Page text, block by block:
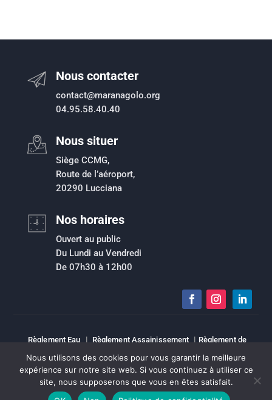
Nous contacter
contact@maranagolo.org
04.95.58.40.40
Nous situer
Siège CCMG,
Route de l’aéroport,
20290 Lucciana
Nos horaires
Ouvert au public
Du Lundi au Vendredi
De 07h30 à 12h00
Règlement Eau | Règlement Assainissement | Règlement de
risque inondation| Intranet| Espace élu |Mentions légales|
Sitemap
Copyright © Tous droits réservés | CCMG
Nous utilisons des cookies pour vous garantir la meilleure
expérience sur notre site web. Si vous continuez à utiliser ce
site, nous supposerons que vous en êtes satisfait.